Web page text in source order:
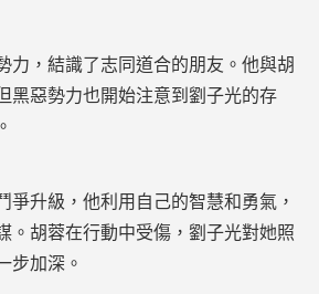
力，結識了志同道合的朋友。他與胡
黑惡勢力也開始注意到劉子光的存
爭升級，他利用自己的智慧和勇氣，
。胡蓉在行動中受傷，劉子光對她照
步加深。